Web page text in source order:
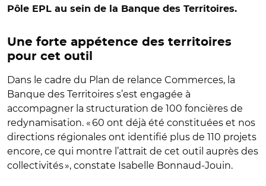
Pôle EPL au sein de la Banque des Territoires.
Une forte appétence des territoires
pour cet outil
Dans le cadre du Plan de relance Commerces, la
Banque des Territoires s’est engagée à
accompagner la structuration de 100 foncières de
redynamisation. « 60 ont déjà été constituées et nos
directions régionales ont identifié plus de 110 projets
encore, ce qui montre l’attrait de cet outil auprès des
collectivités », constate Isabelle Bonnaud-Jouin.